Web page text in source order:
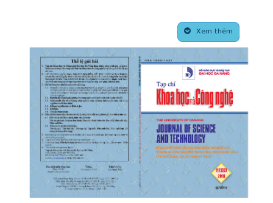
M. Bravo, J. de Brito, Concrete made with used
tyre aggregate: durability-related performance,
Journal of Cleaner Production, 2012; 25: 42-50.
[5]S.C. Kou, C.S. Poon, Enhancing the durability
properties of concrete prepared with coarse
recycled aggregate, Construction and Building
Materials, 2012; 35: 69-76.
[6]K.L. Scrivener, R.J. Kirkpatrick, Innovation in use
and research on cementitious material, Cement and
Concrete Research, 2008; 38(2): 128-136.
[7]N.K. Lee, H.K. Lee, Influence of the slag content
on the chloride and sulfuric acid resistances of
alkali-activated fly ash/slag paste, Cement and
Concrete Composites, 2016; 72(Supplement C): 168-
Xem thêm